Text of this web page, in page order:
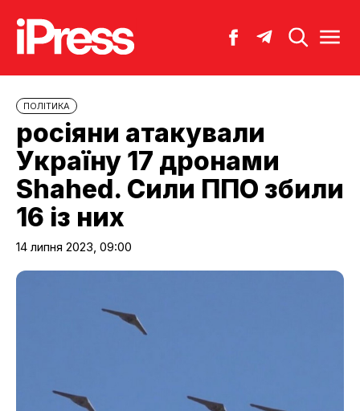
ПОЛІТИКА
росіяни атакували
Україну 17 дронами
Shahed. Сили ППО збили
16 із них
14 липня 2023, 09:00